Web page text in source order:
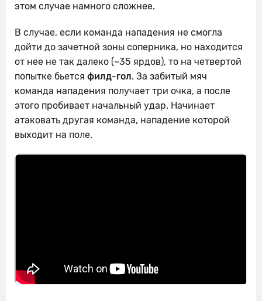
этом случае намного сложнее.
В случае, если команда нападения не смогла
дойти до зачетной зоны соперника, но находится
от нее не так далеко (~35 ярдов), то на четвертой
попытке бьется филд-гол. За забитый мяч
команда нападения получает три очка, а после
этого пробивает начальный удар. Начинает
атаковать другая команда, нападение которой
выходит на поле.